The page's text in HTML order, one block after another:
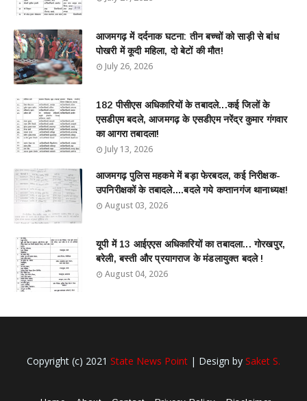
आजमगढ़ में दर्दनाक घटना: तीन बच्चों को साड़ी से बांध
पोखरी में कूदी महिला, दो बेटों की मौत!
July 26, 2026
182 पीसीएस अधिकारियों के तबादले...कई जिलों के
एसडीएम बदले, आजमगढ़ के एसडीएम नरेंद्र कुमार गंगवार
का आगरा तबादला!
July 13, 2026
आजमगढ़ पुलिस महकमे में बड़ा फेरबदल, कई निरीक्षक-
उपनिरीक्षकों के तबादले....बदले गये कप्तानगंज थानाध्यक्ष!
August 03, 2026
यूपी में 13 आईएएस अधिकारियों का तबादला... गोरखपुर,
बरेली, बस्ती और प्रयागराज के मंडलायुक्त बदले !
August 04, 2026
Copyright (c) 2021 State News Point | Design by Saket S.